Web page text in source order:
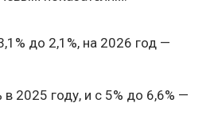
до 2,1%, на 2026 год —
2025 году, и с 5% до 6,6% —